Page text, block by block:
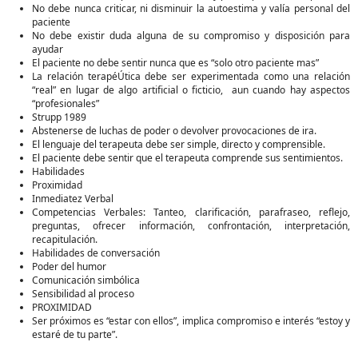
No debe nunca criticar, ni disminuir la autoestima y valía personal del
paciente
No debe existir duda alguna de su compromiso y disposición para
ayudar
El paciente no debe sentir nunca que es “solo otro paciente mas”
La relación terapéÚtica debe ser experimentada como una relación
“real” en lugar de algo artificial o ficticio, aun cuando hay aspectos
“profesionales”
Strupp 1989
Abstenerse de luchas de poder o devolver provocaciones de ira.
El lenguaje del terapeuta debe ser simple, directo y comprensible.
El paciente debe sentir que el terapeuta comprende sus sentimientos.
Habilidades
Proximidad
Inmediatez Verbal
Competencias Verbales: Tanteo, clarificación, parafraseo, reflejo,
preguntas, ofrecer información, confrontación, interpretación,
recapitulación.
Habilidades de conversación
Poder del humor
Comunicación simbólica
Sensibilidad al proceso
PROXIMIDAD
Ser próximos es “estar con ellos”, implica compromiso e interés “estoy y
estaré de tu parte”.